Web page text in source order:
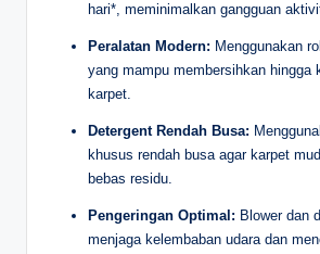
hari*, meminimalkan gangguan
Peralatan Modern: Menggunakan
yang mampu membersihkan hingga
karpet.
Detergent Rendah Busa:
khusus rendah busa agar karpet
bebas residu.
Pengeringan Optimal: Blower dan
menjaga kelembaban udara dan